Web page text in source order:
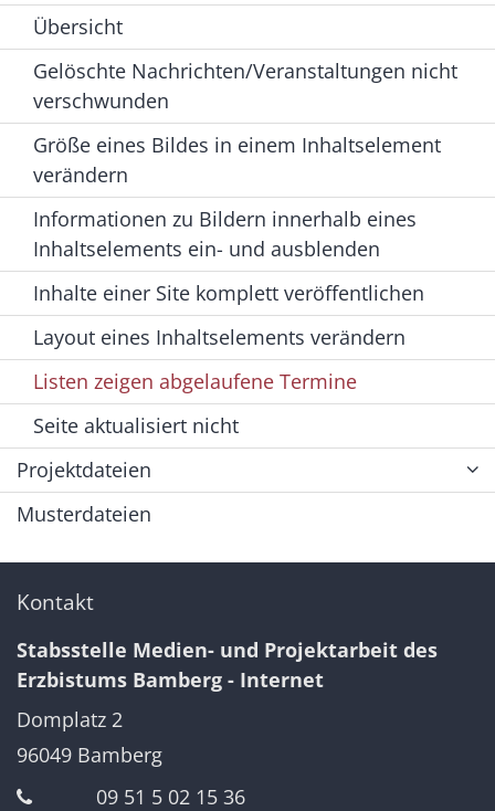
Übersicht
Gelöschte Nachrichten/Veranstaltungen nicht
verschwunden
Größe eines Bildes in einem Inhaltselement
verändern
Informationen zu Bildern innerhalb eines
Inhaltselements ein- und ausblenden
Inhalte einer Site komplett veröffentlichen
Layout eines Inhaltselements verändern
Listen zeigen abgelaufene Termine
Seite aktualisiert nicht
Projektdateien
Musterdateien
Kontakt
Stabsstelle Medien- und Projektarbeit des
Erzbistums Bamberg - Internet
Domplatz 2
96049 Bamberg
09 51 5 02 15 36